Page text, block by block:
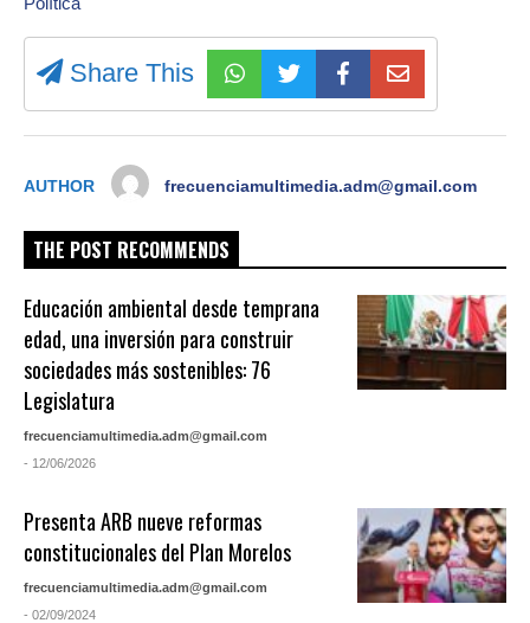
Share This
AUTHOR frecuenciamultimedia.adm@gmail.com
THE POST RECOMMENDS
Educación ambiental desde temprana
edad, una inversión para construir
sociedades más sostenibles: 76
Legislatura
frecuenciamultimedia.adm@gmail.com
- 12/06/2026
Presenta ARB nueve reformas
constitucionales del Plan Morelos
frecuenciamultimedia.adm@gmail.com
- 02/09/2024